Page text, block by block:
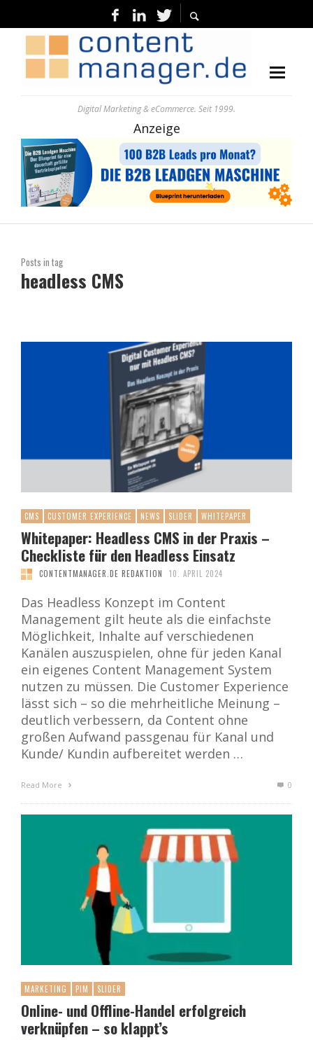
Digital Marketing & eCommerce. Seit 1999.
Anzeige
Posts in tag
headless CMS
CMS CUSTOMER EXPERIENCE NEWS SLIDER WHITEPAPER
Whitepaper: Headless CMS in der Praxis –
Checkliste für den Headless Einsatz
CONTENTMANAGER.DE REDAKTION 10. APRIL 2024
Das Headless Konzept im Content
Management gilt heute als die einfachste
Möglichkeit, Inhalte auf verschiedenen
Kanälen auszuspielen, ohne für jeden Kanal
ein eigenes Content Management System
nutzen zu müssen. Die Customer Experience
lässt sich – so die mehrheitliche Meinung –
deutlich verbessern, da Content ohne
großen Aufwand passgenau für Kanal und
Kunde/ Kundin aufbereitet werden …
Read More 0
MARKETING PIM SLIDER
Online- und Offline-Handel erfolgreich
verknüpfen – so klappt’s